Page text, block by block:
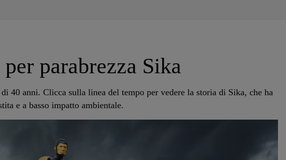
parabrezza Sika
anni. Clicca sulla linea del tempo per vedere la storia di Sika, che ha
e a basso impatto ambientale.